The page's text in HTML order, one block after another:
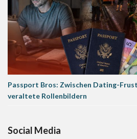
Passport Bros: Zwischen Dating-
veraltete Rollenbildern
Social Media